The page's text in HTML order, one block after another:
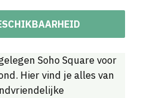
Soho Square voor
Hier vind je alles van